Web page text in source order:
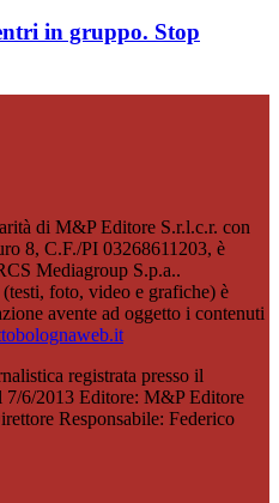
in gruppo. Stop
di M&P Editore S.r.l.c.r. con
8, C.F./PI 03268611203, è
Mediagroup S.p.a..
foto, video e grafiche) è
avente ad oggetto i contenuti
registrata presso il
6/2013 Editore: M&P Editore
Responsabile: Federico